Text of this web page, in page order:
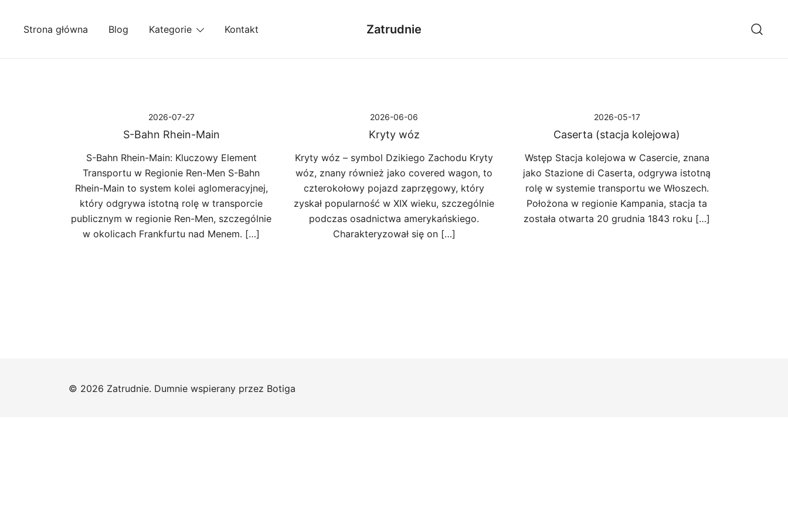
Strona główna Blog Kategorie Kontakt Zatrudnie
2026-07-27
S-Bahn Rhein-Main
S-Bahn Rhein-Main: Kluczowy Element
Transportu w Regionie Ren-Men S-Bahn
Rhein-Main to system kolei aglomeracyjnej,
który odgrywa istotną rolę w transporcie
publicznym w regionie Ren-Men, szczególnie
w okolicach Frankfurtu nad Menem. […]
2026-06-06
Kryty wóz
Kryty wóz – symbol Dzikiego Zachodu Kryty
wóz, znany również jako covered wagon, to
czterokołowy pojazd zaprzęgowy, który
zyskał popularność w XIX wieku, szczególnie
podczas osadnictwa amerykańskiego.
Charakteryzował się on […]
2026-05-17
Caserta (stacja kolejowa)
Wstęp Stacja kolejowa w Casercie, znana
jako Stazione di Caserta, odgrywa istotną
rolę w systemie transportu we Włoszech.
Położona w regionie Kampania, stacja ta
została otwarta 20 grudnia 1843 roku […]
© 2026 Zatrudnie. Dumnie wspierany przez Botiga